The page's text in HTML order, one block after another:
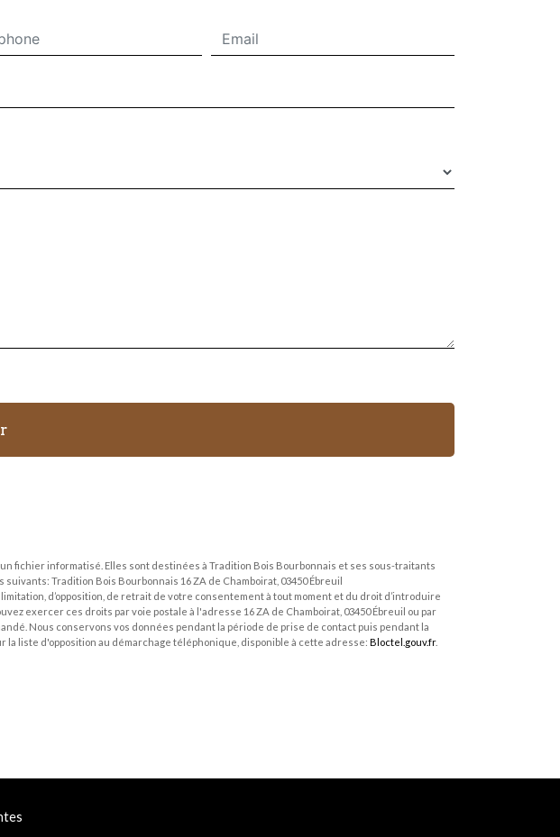
fichier informatisé. Elles sont destinées à Tradition Bois Bourbonnais et ses sous-traitants
Tradition Bois Bourbonnais 16 ZA de Chamboirat, 03450 Ébreuil
d’opposition, de retrait de votre consentement à tout moment et du droit d’introduire
exercer ces droits par voie postale à l'adresse 16 ZA de Chamboirat, 03450 Ébreuil ou par
Nous conservons vos données pendant la période de prise de contact puis pendant la
liste d'opposition au démarchage téléphonique, disponible à cette adresse:
Bloctel.gouv.fr.